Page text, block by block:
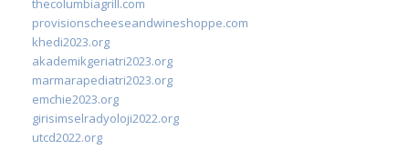
provisionscheeseandwineshoppe.com
khedi2023.org
akademikgeriatri2023.org
marmarapediatri2023.org
emchie2023.org
girisimselradyoloji2022.org
utcd2022.org